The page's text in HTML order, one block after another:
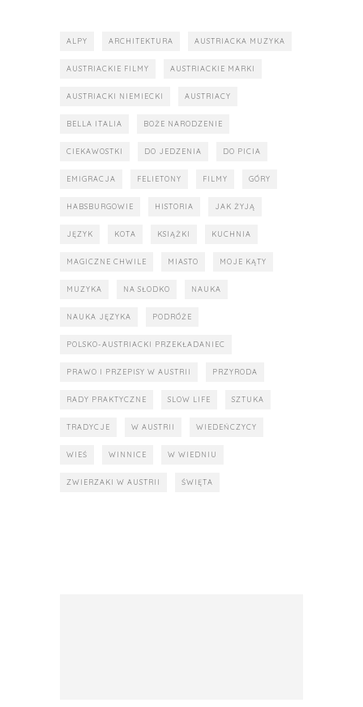
ALPY ARCHITEKTURA AUSTRIACKA MUZYKA
AUSTRIACKIE FILMY AUSTRIACKIE MARKI
AUSTRIACKI NIEMIECKI AUSTRIACY
BELLA ITALIA BOŻE NARODZENIE
CIEKAWOSTKI DO JEDZENIA DO PICIA
EMIGRACJA FELIETONY FILMY GÓRY
HABSBURGOWIE HISTORIA JAK ŻYJĄ
JĘZYK KOTA KSIĄŻKI KUCHNIA
MAGICZNE CHWILE MIASTO MOJE KĄTY
MUZYKA NA SŁODKO NAUKA
NAUKA JĘZYKA PODRÓŻE
POLSKO-AUSTRIACKI PRZEKŁADANIEC
PRAWO I PRZEPISY W AUSTRII PRZYRODA
RADY PRAKTYCZNE SLOW LIFE SZTUKA
TRADYCJE W AUSTRII WIEDEŃCZYCY
WIEŚ WINNICE W WIEDNIU
ZWIERZAKI W AUSTRII ŚWIĘTA